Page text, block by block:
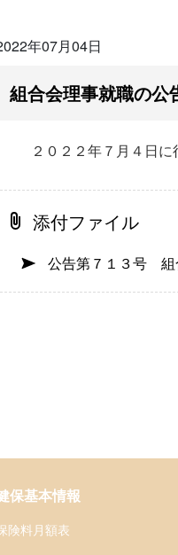
年07月04日
組合会理事就職の公
２０２２年７月４日
添付ファイル
公告第７１３号 組
保基本情報
険料月額表